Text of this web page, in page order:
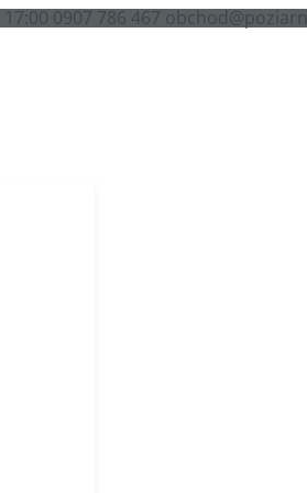
17:00 0907 786 467